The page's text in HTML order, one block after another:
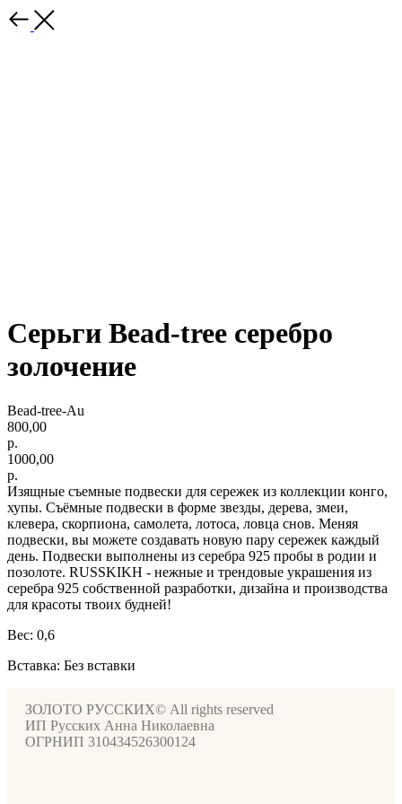
Серьги Bead-tree серебро
золочение
Bead-tree-Au
800,00
р.
1000,00
р.
Изящные съемные подвески для сережек из коллекции конго,
хупы. Съёмные подвески в форме звезды, дерева, змеи,
клевера, скорпиона, самолета, лотоса, ловца снов. Меняя
подвески, вы можете создавать новую пару сережек каждый
день. Подвески выполнены из серебра 925 пробы в родии и
позолоте. RUSSKIKH - нежные и трендовые украшения из
серебра 925 собственной разработки, дизайна и производства
для красоты твоих будней!
Вес: 0,6
Вставка: Без вставки
ЗОЛОТО РУССКИХ© All rights reserved
ИП Русских Анна Николаевна
ОГРНИП 310434526300124